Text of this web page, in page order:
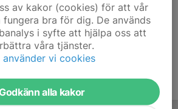
av kakor (cookies) för att vår
bra för dig. De används
i syfte att hjälpa oss att
våra tjänster.
använder vi cookies
alla kakor